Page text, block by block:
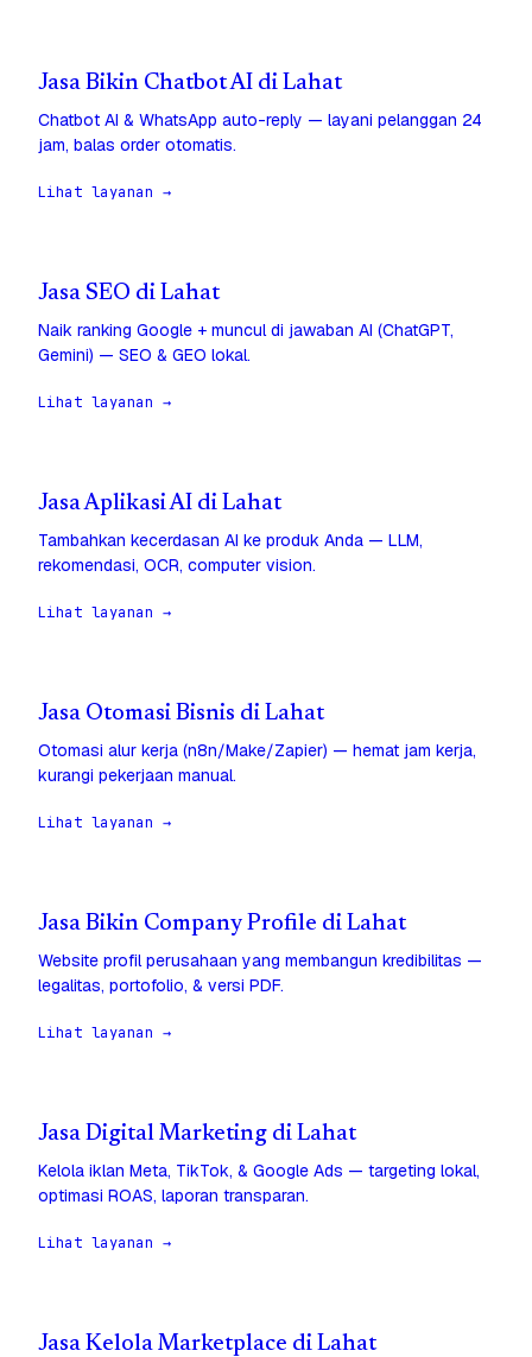
Jasa Bikin Chatbot AI di Lahat
Chatbot AI & WhatsApp auto-reply — layani pelanggan 24
jam, balas order otomatis.
Lihat layanan →
Jasa SEO di Lahat
Naik ranking Google + muncul di jawaban AI (ChatGPT,
Gemini) — SEO & GEO lokal.
Lihat layanan →
Jasa Aplikasi AI di Lahat
Tambahkan kecerdasan AI ke produk Anda — LLM,
rekomendasi, OCR, computer vision.
Lihat layanan →
Jasa Otomasi Bisnis di Lahat
Otomasi alur kerja (n8n/Make/Zapier) — hemat jam kerja,
kurangi pekerjaan manual.
Lihat layanan →
Jasa Bikin Company Profile di Lahat
Website profil perusahaan yang membangun kredibilitas —
legalitas, portofolio, & versi PDF.
Lihat layanan →
Jasa Digital Marketing di Lahat
Kelola iklan Meta, TikTok, & Google Ads — targeting lokal,
optimasi ROAS, laporan transparan.
Lihat layanan →
Jasa Kelola Marketplace di Lahat